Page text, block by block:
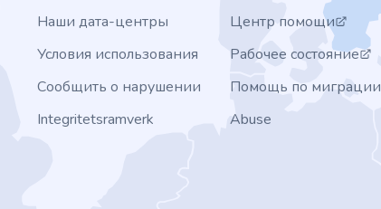
Наши дата-центры
Условия использования
Сообщить о нарушении
Integritetsramverk
Центр помощи
Рабочее состояние
Помощь по миграции
Abuse